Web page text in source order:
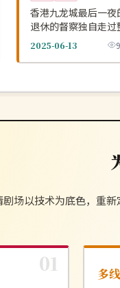
香港九龙城最后一夜
退休的督察独自走
桩没破的旧案。
2025-06-13
剧场以技术为底色，重新
多